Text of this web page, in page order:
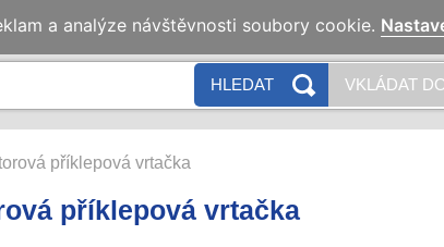
HLEDAT VKLÁDAT
příklepová vrtačka
příklepová vrtačka
a analýze návštěvnosti soubory cookie.